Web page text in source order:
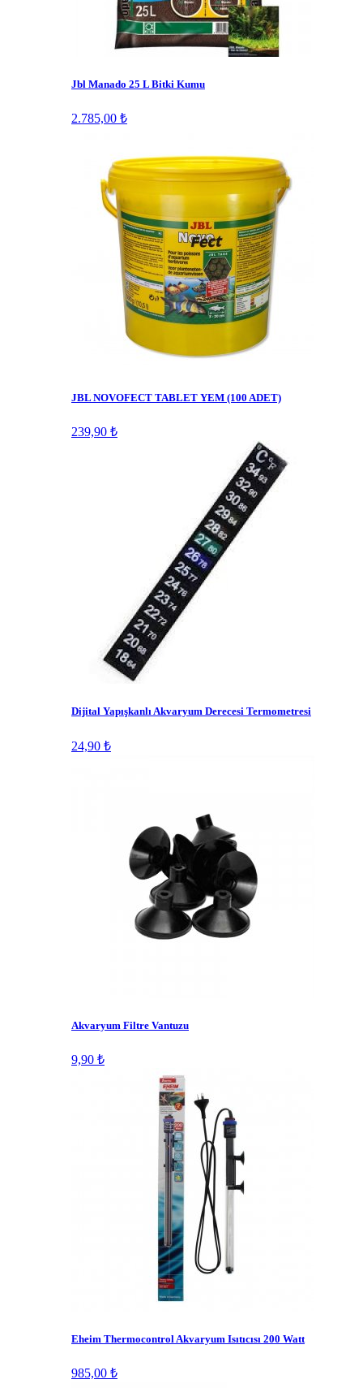
Jbl Manado 25 L Bitki Kumu
2.785,00 ₺
JBL NOVOFECT TABLET YEM (100 ADET)
239,90 ₺
Dijital Yapışkanlı Akvaryum Derecesi Termometresi
24,90 ₺
Akvaryum Filtre Vantuzu
9,90 ₺
Eheim Thermocontrol Akvaryum Isıtıcısı 200 Watt
985,00 ₺